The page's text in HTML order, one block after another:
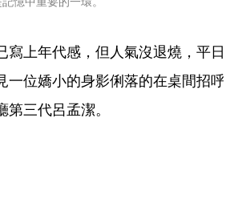
寫上年代感，但人氣沒退燒，平日
一位嬌小的身影俐落的在桌間招呼
三代呂孟潔。